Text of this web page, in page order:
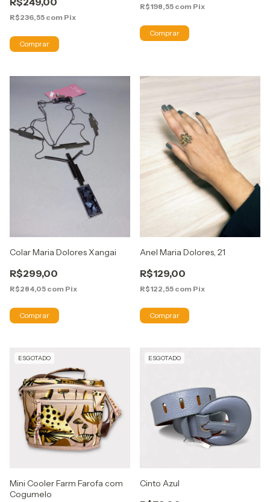
R$236,55 com Pix
R$198,55 com Pix
Colar Maria Dolores Xangai
R$299,00
R$284,05 com Pix
Anel Maria Dolores, 21
R$129,00
R$122,55 com Pix
ESGOTADO
Mini Cooler Farm Farofa com
Cogumelo
ESGOTADO
Cinto Azul